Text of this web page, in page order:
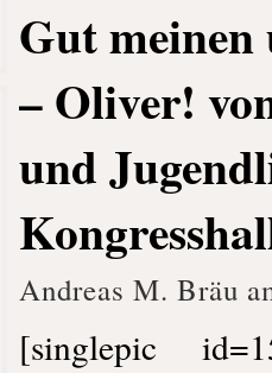
Gut meinen
– Oliver!
und
Andreas M. Bräu
[singlepic